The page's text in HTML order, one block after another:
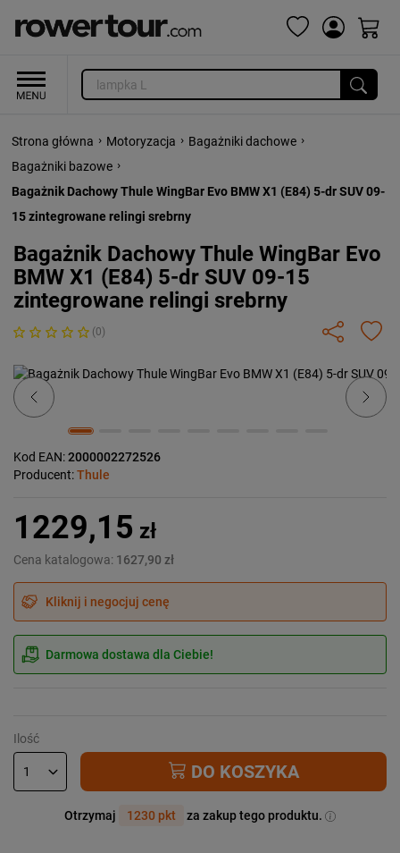
Strona główna › Motoryzacja › Bagażniki dachowe ›
Bagażniki bazowe ›
Bagażnik Dachowy Thule WingBar Evo BMW X1 (E84) 5-dr SUV 09-
15 zintegrowane relingi srebrny
Bagażnik Dachowy Thule WingBar Evo
BMW X1 (E84) 5-dr SUV 09-15
zintegrowane relingi srebrny
(0)
Previous Next
Kod EAN:2000002272526
Producent:Thule
1229,15 zł
Cena katalogowa: 1627,90 zł
Kliknij i negocjuj cenę
Darmowa dostawa dla Ciebie!
Ilość
DO KOSZYKA
Otrzymaj 1230 pkt za zakup tego produktu.